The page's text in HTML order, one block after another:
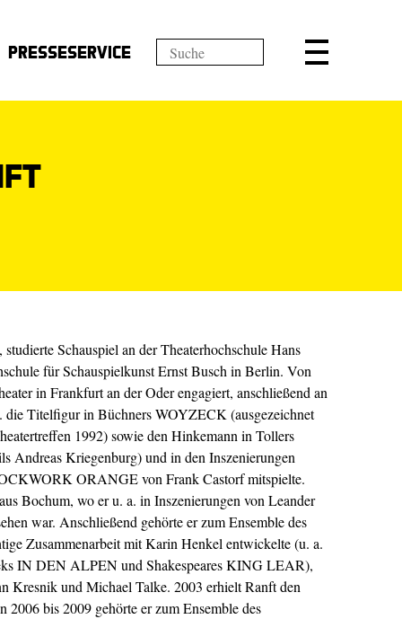
Presseservice
Schauspiel an der Theaterhochschule Hans
für Schauspielkunst Ernst Busch in Berlin. Von
in Frankfurt an der Oder engagiert, anschließend an
die Titelfigur in Büchners WOYZECK (ausgezeichnet
1992) sowie den Hinkemann in Tollers
Andreas Kriegenburg) und in den Inszenierungen
ORANGE von Frank Castorf mitspielte.
Bochum, wo er u. a. in Inszenierungen von Leander
war. Anschließend gehörte er zum Ensemble des
Zusammenarbeit mit Karin Henkel entwickelte (u. a.
IN DEN ALPEN und Shakespeares KING LEAR),
Kresnik und Michael Talke. 2003 erhielt Ranft den
bis 2009 gehörte er zum Ensemble des